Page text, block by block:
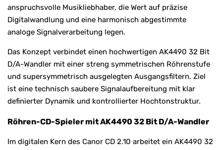
anspruchsvolle Musikliebhaber, die Wert auf präzise
Digitalwandlung und eine harmonisch abgestimmte
analoge Signalverarbeitung legen.
Das Konzept verbindet einen hochwertigen AK4490 32 Bit
D/A-Wandler mit einer streng symmetrischen Röhrenstufe
und supersymmetrisch ausgelegten Ausgangsfiltern. Ziel
ist eine technisch saubere Signalaufbereitung mit klar
definierter Dynamik und kontrollierter Hochtonstruktur.
Röhren-CD-Spieler mit AK4490 32 Bit D/A-Wandler
Im digitalen Kern des Canor CD 2.10 arbeitet ein AK4490 32